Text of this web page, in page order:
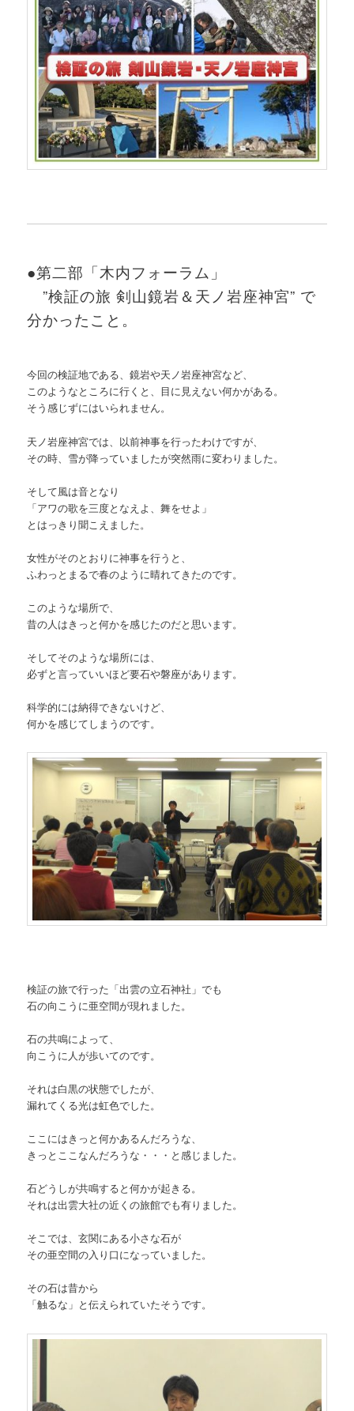
●第二部「木内フォーラム」
”検証の旅 剣山鏡岩＆天ノ岩座神宮” で
分かったこと。
今回の検証地である、鏡岩や天ノ岩座神宮など、
このようなところに行くと、目に見えない何かがある。
そう感じずにはいられません。
天ノ岩座神宮では、以前神事を行ったわけですが、
その時、雪が降っていましたが突然雨に変わりました。
そして風は音となり
「アワの歌を三度となえよ、舞をせよ」
とはっきり聞こえました。
女性がそのとおりに神事を行うと、
ふわっとまるで春のように晴れてきたのです。
このような場所で、
昔の人はきっと何かを感じたのだと思います。
そしてそのような場所には、
必ずと言っていいほど要石や磐座があります。
科学的には納得できないけど、
何かを感じてしまうのです。
検証の旅で行った「出雲の立石神社」でも
石の向こうに亜空間が現れました。
石の共鳴によって、
向こうに人が歩いてのです。
それは白黒の状態でしたが、
漏れてくる光は虹色でした。
ここにはきっと何かあるんだろうな、
きっとここなんだろうな・・・と感じました。
石どうしが共鳴すると何かが起きる。
それは出雲大社の近くの旅館でも有りました。
そこでは、玄関にある小さな石が
その亜空間の入り口になっていました。
その石は昔から
「触るな」と伝えられていたそうです。